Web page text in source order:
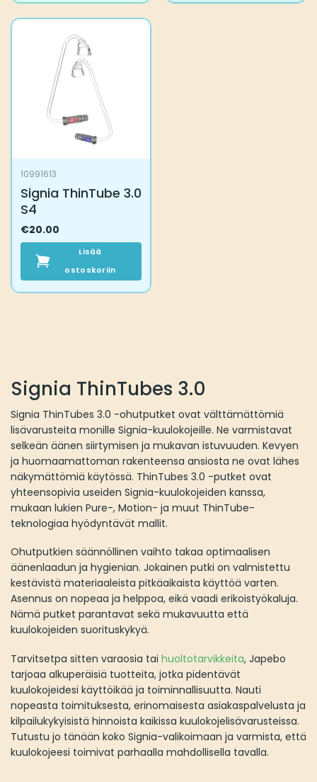
10991613
Signia ThinTube 3.0
S4
€20.00
Lisää
ostoskoriin
Signia ThinTubes 3.0
Signia ThinTubes 3.0 -ohutputket ovat välttämättömiä
lisävarusteita monille Signia-kuulokojeille. Ne varmistavat
selkeän äänen siirtymisen ja mukavan istuvuuden. Kevyen
ja huomaamattoman rakenteensa ansiosta ne ovat lähes
näkymättömiä käytössä. ThinTubes 3.0 -putket ovat
yhteensopivia useiden Signia-kuulokojeiden kanssa,
mukaan lukien Pure-, Motion- ja muut ThinTube-
teknologiaa hyödyntävät mallit.
Ohutputkien säännöllinen vaihto takaa optimaalisen
äänenlaadun ja hygienian. Jokainen putki on valmistettu
kestävistä materiaaleista pitkäaikaista käyttöä varten.
Asennus on nopeaa ja helppoa, eikä vaadi erikoistyökaluja.
Nämä putket parantavat sekä mukavuutta että
kuulokojeiden suorituskykyä.
Tarvitsetpa sitten varaosia tai huoltotarvikkeita, Japebo
tarjoaa alkuperäisiä tuotteita, jotka pidentävät
kuulokojeidesi käyttöikää ja toiminnallisuutta. Nauti
nopeasta toimituksesta, erinomaisesta asiakaspalvelusta ja
kilpailukykyisistä hinnoista kaikissa kuulokojelisävarusteissa.
Tutustu jo tänään koko Signia-valikoimaan ja varmista, että
kuulokojeesi toimivat parhaalla mahdollisella tavalla.